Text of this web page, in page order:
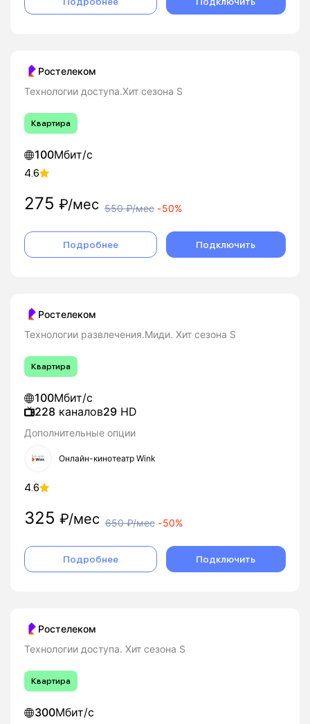
Ростелеком
Технологии доступа.Хит сезона S
Квартира
100Мбит/с
4.6
275 ₽/мес 550₽/мес -50%
Подробнее Подключить
Ростелеком
Технологии развлечения.Миди. Хит сезона S
Квартира
100Мбит/с
228 каналов29 HD
Дополнительные опции
Онлайн-кинотеатр Wink
4.6
325 ₽/мес 650₽/мес -50%
Подробнее Подключить
Ростелеком
Технологии доступа. Хит сезона S
Квартира
300Мбит/с